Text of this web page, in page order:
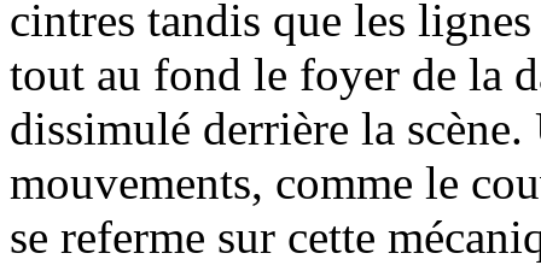
cintres tandis que les
tout au fond le foyer de la
dissimulé derrière la scène.
mouvements, comme le
se referme sur cette